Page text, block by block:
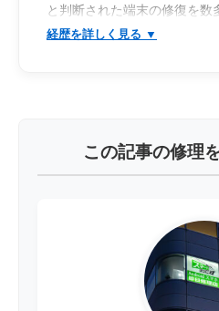
と判断された端末の修復を数
iPhone・Androidを問わず幅
基板上の電圧ライン解析、リ
ボールや移植作業にも対応。
回路図・情報が少ない機種に
推測から故障箇所を絞り込み
た復旧を得意としている。
この記事の修理